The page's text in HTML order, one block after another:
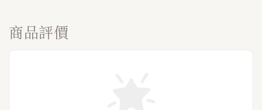
商品評價